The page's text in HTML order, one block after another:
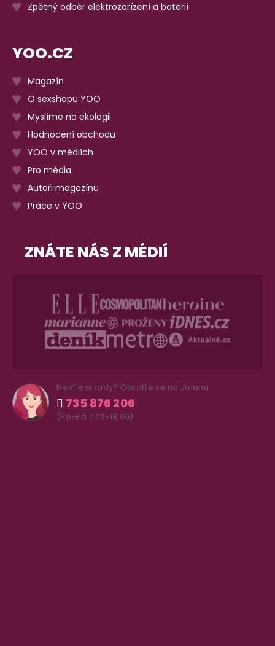
Zpětný odběr elektrozařízení a baterií
YOO.CZ
Magazín
O sexshopu YOO
Myslíme na ekologii
Hodnocení obchodu
YOO v médiích
Pro média
Autoři magazínu
Práce v YOO
ZNÁTE NÁS Z MÉDIÍ
Nevíte si rady? Obraťte se na Jolanu
735 876 206
(Po-Pá 7.00-18.00)